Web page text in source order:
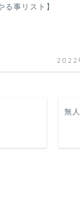
る事リスト】
2022
無